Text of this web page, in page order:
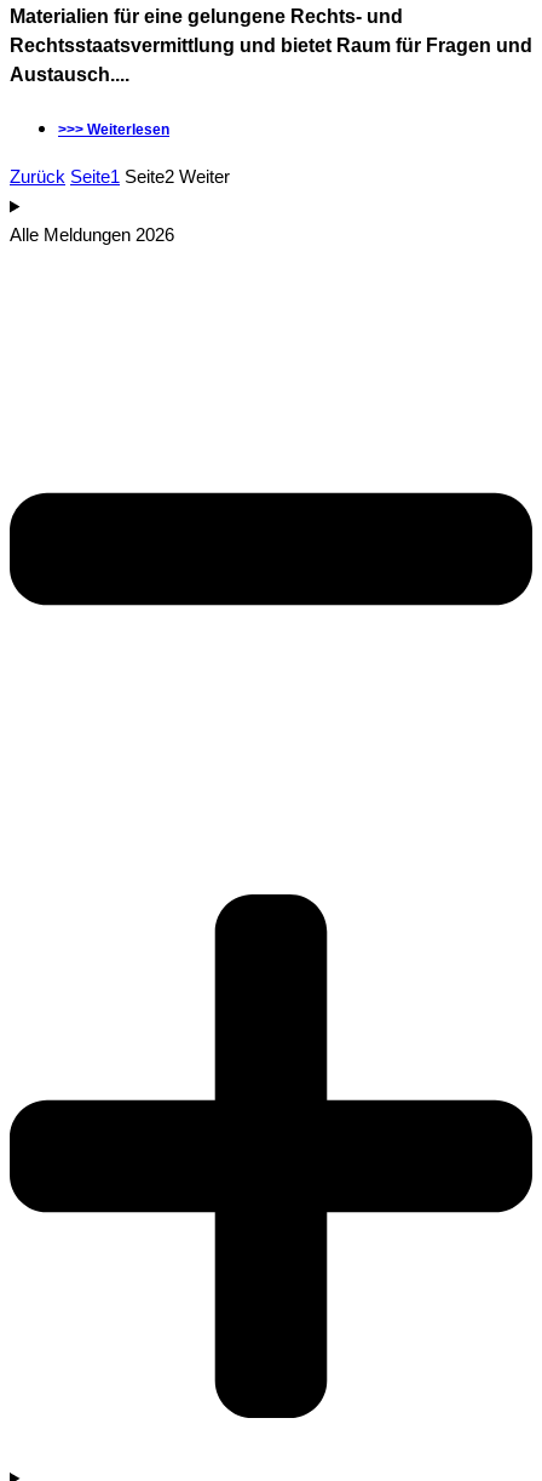
Materialien für eine gelungene Rechts- und
Rechtsstaatsvermittlung und bietet Raum für Fragen und
Austausch....
>>> Weiterlesen
Zurück Seite1 Seite2 Weiter
Alle Meldungen 2026